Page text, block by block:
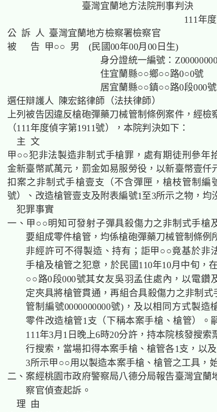
臺灣宜蘭地方法院刑事判決
111年
公 訴 人 臺灣宜蘭地方檢察署檢察官
被 告 甲○○ 男 (民國00年00月00日生)
身分證統一編號：
住宜蘭縣○○鄉○○路0○0號
居宜蘭縣○○鎮○○路0段000號
選任辯護人 陳宏銘律師（法扶律師）
上列被告因違反槍砲彈藥刀械管制條例案件，經檢
（111年度偵字第1911號），本院判決如下：
主 文
甲○○犯非法製造非制式手槍罪，處有期徒刑參年
金新臺幣貳萬元，罰金如易服勞役，以新臺幣壹仟
扣案之非制式手槍壹支（不含彈匣，槍枝管制編
號）、改造槍管壹支及附表編號1至3所示之物，均
犯罪事實
一、甲○○明知可發射子彈具殺傷力之非制式手槍
要組成零件槍管，均係槍砲彈藥刀械管制條例
非經許可不得製造、持有；詎甲○○竟基於非
手槍及槍管之犯意，於民國110年10月中旬，
○○路0段000號其女友吳羽孟住處內，以電鑽
定夾具將槍管貫通，再組合具殺傷力之非制式
管制編號0000000000號)，及以相同方式製造
零件改造槍管1支（下稱本案手槍、槍管）。
111年3月1日晚上6時20分許，持本院核發搜索
行搜索，當場扣得本案手槍、槍管各1支，以
3所示甲○○用以製造本案手槍、槍管之工具，
二、案經桃園市政府警察局八德分局報告臺灣宜蘭
察官偵查起訴。
理 由